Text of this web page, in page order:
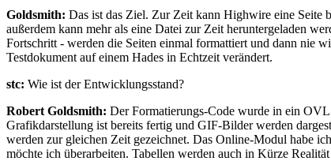
Goldsmith: Das ist das Ziel. Zur Zeit kann Highwire eine Seite
außerdem kann mehr als eine Datei zur Zeit heruntergeladen
Fortschritt - werden die Seiten einmal formattiert und dann nie
Testdokument auf einem Hades in Echtzeit verändert.
stc: Wie ist der Entwicklungsstand?
Robert Goldsmith: Der Formatierungs-Code wurde in ein
Grafikdarstellung ist bereits fertig und GIF-Bilder werden
werden zur gleichen Zeit gezeichnet. Das Online-Modul habe
möchte ich überarbeiten. Tabellen werden auch in Kürze Realität